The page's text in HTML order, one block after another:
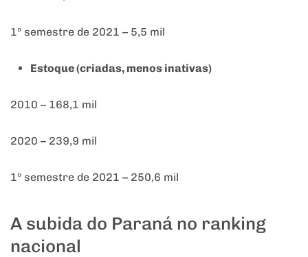
1º semestre de 2021 – 5,5 mil
Estoque (criadas, menos inativas)
2010 – 168,1 mil
2020 – 239,9 mil
1º semestre de 2021 – 250,6 mil
A subida do Paraná no ranking
nacional